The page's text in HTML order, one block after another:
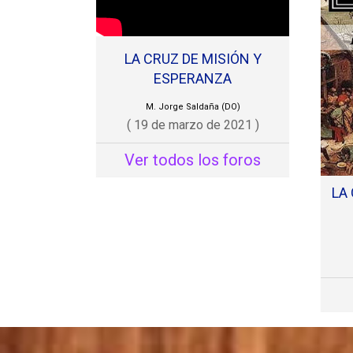
pero
por
amor
LA CRUZ DE MISIÓN Y
ESPERANZA
M. Jorge Saldaña (DO)
( 19 de marzo de 2021 )
Ver todos los foros
LA